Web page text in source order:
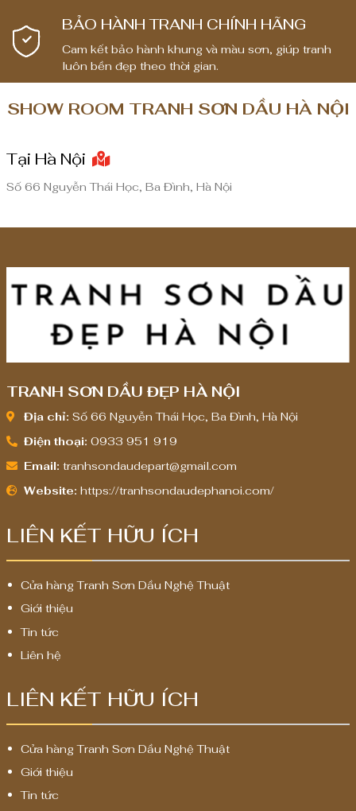
BẢO HÀNH TRANH CHÍNH HÃNG
Cam kết bảo hành khung và màu sơn, giúp tranh
luôn bền đẹp theo thời gian.
SHOW ROOM TRANH SƠN DẦU HÀ NỘI
Tại Hà Nội
Số 66 Nguyễn Thái Học, Ba Đình, Hà Nội
TRANH SƠN DẦU ĐẸP HÀ NỘI
Địa chỉ: Số 66 Nguyễn Thái Học, Ba Đình, Hà Nội
Điện thoại: 0933 951 919
Email: tranhsondaudepart@gmail.com
Website: https://tranhsondaudephanoi.com/
LIÊN KẾT HỮU ÍCH
Cửa hàng Tranh Sơn Dầu Nghệ Thuật
Giới thiệu
Tin tức
Liên hệ
LIÊN KẾT HỮU ÍCH
Cửa hàng Tranh Sơn Dầu Nghệ Thuật
Giới thiệu
Tin tức